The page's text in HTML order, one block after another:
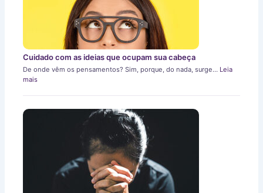
Cuidado com as ideias que ocupam sua cabeça
De onde vêm os pensamentos? Sim, porque, do nada, surge… Leia
mais